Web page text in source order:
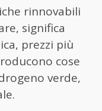
rinnovabili
significa
prezzi più
cose
verde,